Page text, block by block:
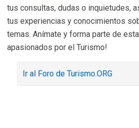
tus consultas, dudas o inquietudes,
tus experiencias y conocimientos
temas. Anímate y forma parte de
apasionados por el Turismo!
Ir al Foro de Turismo.ORG